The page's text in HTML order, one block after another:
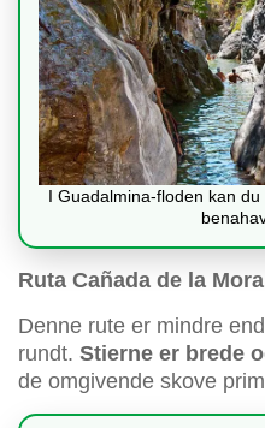
I Guadalmina-floden kan
Ruta Cañada de la Mora
Denne rute er mindre
rundt. Stierne er brede
de omgivende skove